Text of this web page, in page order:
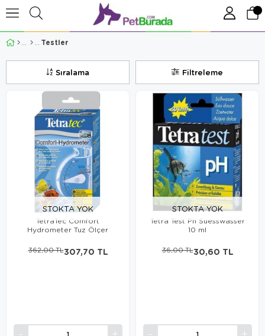
Testler
Filtreleme
Sıralama
STOKTA YOK
TetraTec Comfort
Hydrometer Tuz Ölçer
307,70 TL
362,00 TL
STOKTA YOK
Tetra Test Ph Suesswasser
10 ml
30,60 TL
36,00 TL